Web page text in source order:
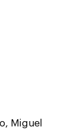
Miguel